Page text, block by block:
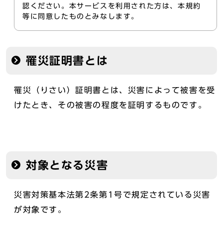
認ください。本サービスを利用された方は、本規約
等に同意したものとみなします。
罹災証明書とは
罹災（りさい）証明書とは、災害によって被害を受
けたとき、その被害の程度を証明するものです。
対象となる災害
災害対策基本法第2条第1号で規定されている災害
が対象です。